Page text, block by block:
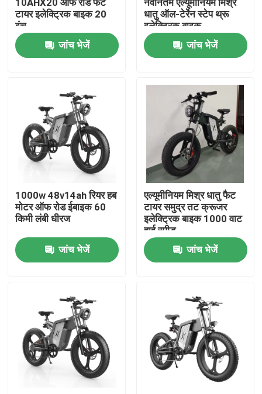
घर
वीडियो
हमारे बारे में
कारखाना भ्रमण
गुणवत्ता नियंत्रण
रिडस्टार इलेक्ट्रिक बाइक
फोल्डिंग फैट टायर इलेक्ट्रिक बाइक
10AHX20 ऑफ रोड फैट
टायर इलेक्ट्रिक बाइक 20
इंच
जांच भेजें
नवीनतम एल्यूमीनियम मिश्र
धातु ऑल-टेर्रेन स्टेप थ्रू
इलेक्ट्रिक बाइक
जांच भेजें
1000w 48v14ah रियर हब
मोटर ऑफ रोड ईबाइक 60
किमी लंबी धीरज
जांच भेजें
एल्यूमीनियम मिश्र धातु फैट
टायर समुद्र तट क्रूजर
इलेक्ट्रिक बाइक 1000 वाट
हाई स्पीड
जांच भेजें